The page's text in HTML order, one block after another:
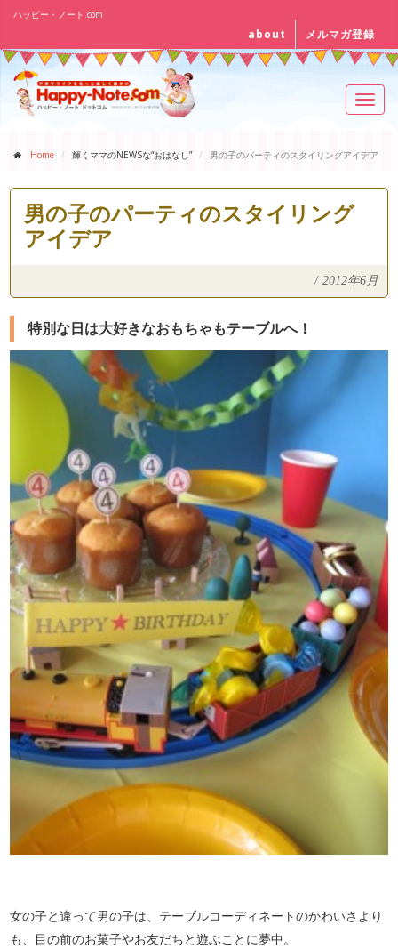
ハッピー・ノート.com
about メルマガ登録
Home 輝くママのNEWSな“おはなし” 男の子のパーティのスタイリングアイデア
男の子のパーティのスタイリング
アイデア
/ 2012年6月
特別な日は大好きなおもちゃもテーブルへ！
女の子と違って男の子は、テーブルコーディネートのかわいさより
も、目の前のお菓子やお友だちと遊ぶことに夢中。